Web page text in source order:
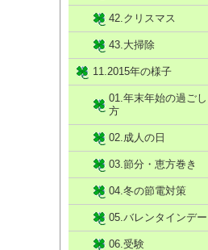
42.クリスマス
43.大掃除
11.2015年の様子
01.年末年始の過ごし
方
02.成人の日
03.節分・恵方巻き
04.冬の節電対策
05.バレンタインデー
06.受験